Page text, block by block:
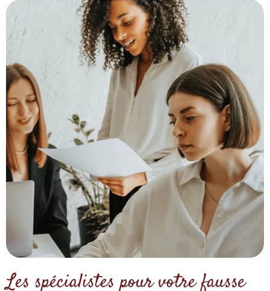
Les spécialistes pour votre fausse